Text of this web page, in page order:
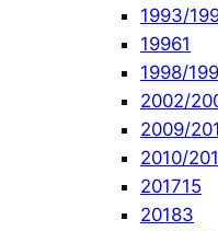
1993/
19961
1998/
2002/
2009/
2010/
201715
20183